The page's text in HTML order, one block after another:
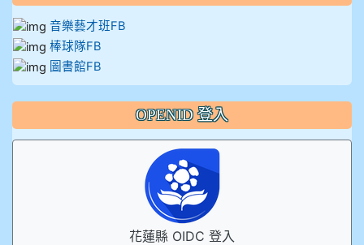
音樂藝才班FB
棒球隊FB
圖書館FB
OPENID 登入
花蓮縣 OIDC 登入